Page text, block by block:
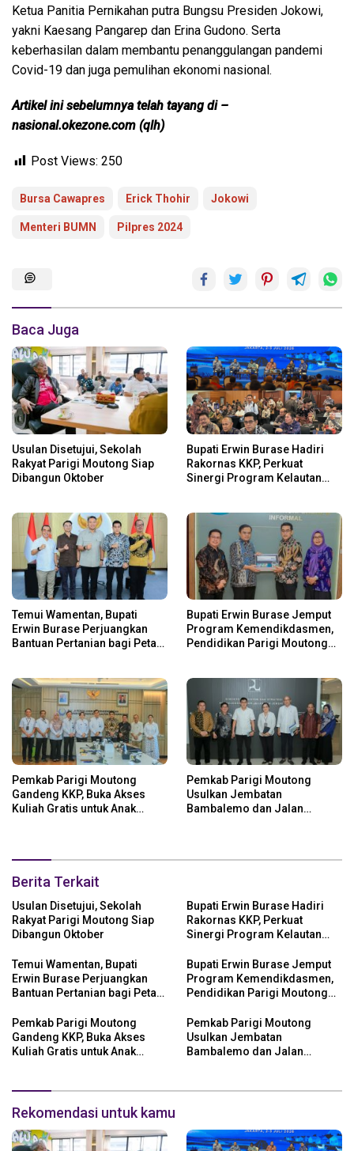
Ketua Panitia Pernikahan putra Bungsu Presiden Jokowi,
yakni Kaesang Pangarep dan Erina Gudono. Serta
keberhasilan dalam membantu penanggulangan pandemi
Covid-19 dan juga pemulihan ekonomi nasional.
Artikel ini sebelumnya telah tayang di –
nasional.okezone.com (qlh)
Post Views: 250
Bursa Cawapres Erick Thohir Jokowi
Menteri BUMN Pilpres 2024
Baca Juga
Usulan Disetujui, Sekolah
Rakyat Parigi Moutong Siap
Dibangun Oktober
Bupati Erwin Burase Hadiri
Rakornas KKP, Perkuat
Sinergi Program Kelautan
Temui Wamentan, Bupati
Erwin Burase Perjuangkan
Bantuan Pertanian bagi Petani
Bupati Erwin Burase Jemput
Program Kemendikdasmen,
Pendidikan Parigi Moutong
Pemkab Parigi Moutong
Gandeng KKP, Buka Akses
Kuliah Gratis untuk Anak
Pemkab Parigi Moutong
Usulkan Jembatan
Bambalemo dan Jalan
Berita Terkait
Usulan Disetujui, Sekolah
Rakyat Parigi Moutong Siap
Dibangun Oktober
Bupati Erwin Burase Hadiri
Rakornas KKP, Perkuat
Sinergi Program Kelautan
Temui Wamentan, Bupati
Erwin Burase Perjuangkan
Bantuan Pertanian bagi Petani
Bupati Erwin Burase Jemput
Program Kemendikdasmen,
Pendidikan Parigi Moutong
Pemkab Parigi Moutong
Gandeng KKP, Buka Akses
Kuliah Gratis untuk Anak
Pemkab Parigi Moutong
Usulkan Jembatan
Bambalemo dan Jalan
Rekomendasi untuk kamu